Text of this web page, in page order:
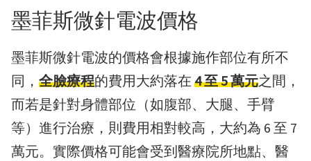
墨菲斯微針電波價格
墨菲斯微針電波的價格會根據施作部位有所不
同， 全臉療程的費用大約落在 4 至 5 萬元之間，
而若是針對身體部位（如腹部、大腿、手臂
等）進行治療，則費用相對較高，大約為 6 至 7
萬元。實際價格可能會受到醫療院所地點、醫